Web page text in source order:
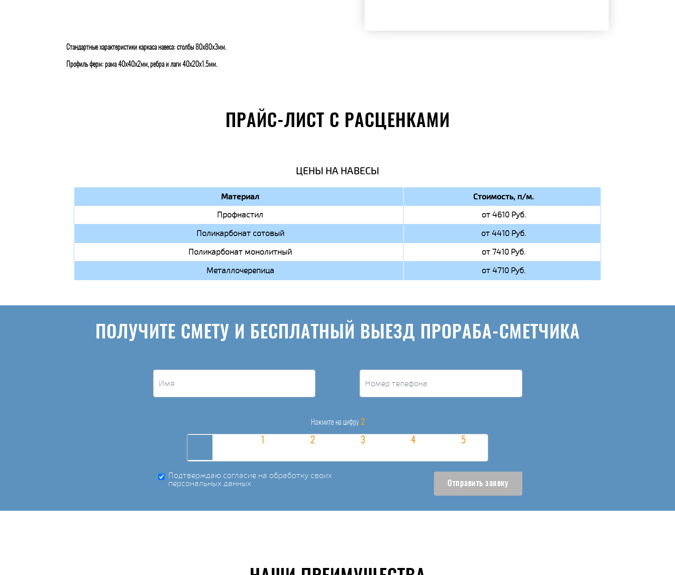
Стандартные характеристики каркаса навеса: столбы 80х80х3мм.
Профиль ферм: рама 40х40х2мм, ребра и лаги 40х20х1.5мм.
ПРАЙС-ЛИСТ С РАСЦЕНКАМИ
ЦЕНЫ НА НАВЕСЫ
Материал Стоимость, п/м.
Профнастил
от 4610 Руб.
Поликарбонат сотовый
от 4410 Руб.
Поликарбонат монолитный
от 7410 Руб.
Металлочерепица
от 4710 Руб.
ПОЛУЧИТЕ СМЕТУ И БЕСПЛАТНЫЙ ВЫЕЗД ПРОРАБА-СМЕТЧИКА
Нажмите на цифру 2
Подтверждаю согласие на обработку своих
персональных данных Отправить заявку